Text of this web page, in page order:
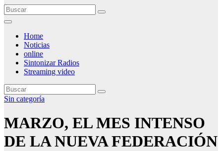
Home
Noticias
online
Sintonizar Radios
Streaming video
Sin categoría
MARZO, EL MES INTENSO
DE LA NUEVA FEDERACIÓN